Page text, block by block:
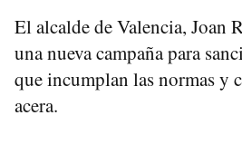
El alcalde de Valencia, Joan
una nueva campaña para
que incumplan las normas y
acera.